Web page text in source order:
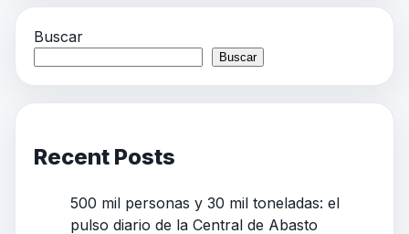
Buscar
Buscar
Recent Posts
500 mil personas y 30 mil toneladas: el
pulso diario de la Central de Abasto